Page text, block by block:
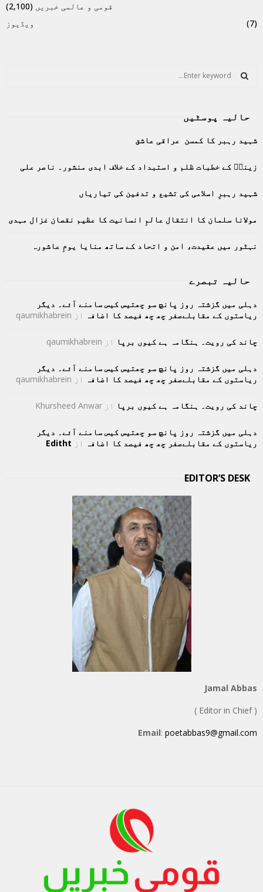
قومی و عالمی خبریں (2,100)
ویڈیوز
(7)
f
r
E
A
R
C
H
حالیہ پوسٹیں
شہید رہبر کا کمسن عراقی عاشق
زینبؑ کے خطبات ظلم و استبداد کے خلاف ابدی منشور۔ ناصر علی
شہید رہبرِ اسلامی کی تشیع و تدفین کی تیاریاں
مولانا سلمان کا انتقال عالمِ انسانیت کا عظیم نقصان غزال مہدی
نہٹور میں عقیدت، امن و اتحاد کے ساتھ منایا یومِ عاشورہ
حالیہ تبصرے
دہلی میں گزشتہ روز پانچ سو چھتیس کیس سامنے آئے۔ دیگر
ریاستوں کے مقابلےصفر چھ چھ فیصد کا اضافہ از qaumikhabrein
چاند کی رویت۔ ہنگامہ ہے کیوں برپا از qaumikhabrein
دہلی میں گزشتہ روز پانچ سو چھتیس کیس سامنے آئے۔ دیگر
ریاستوں کے مقابلےصفر چھ چھ فیصد کا اضافہ از qaumikhabrein
چاند کی رویت۔ ہنگامہ ہے کیوں برپا از Khursheed Anwar
دہلی میں گزشتہ روز پانچ سو چھتیس کیس سامنے آئے۔ دیگر
ریاستوں کے مقابلےصفر چھ چھ فیصد کا اضافہ از Editht
EDITOR’S DESK
Jamal Abbas
( Editor in Chief )
Email: poetabbas9@gmail.com